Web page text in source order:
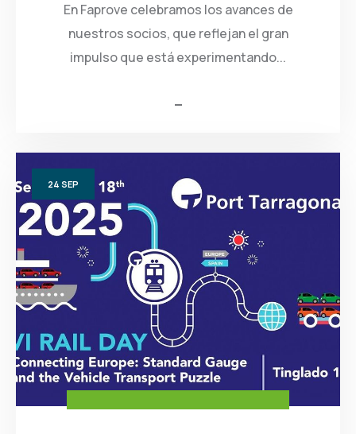
En Faprove celebramos los avances de
nuestros socios, que reflejan el gran
impulso que está experimentando...
24 SEP